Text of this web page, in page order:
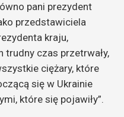
pani prezydent
przedstawiciela
kraju,
trudny czas przetrwały,
ciężary, które
się w Ukrainie
które się pojawiły”.